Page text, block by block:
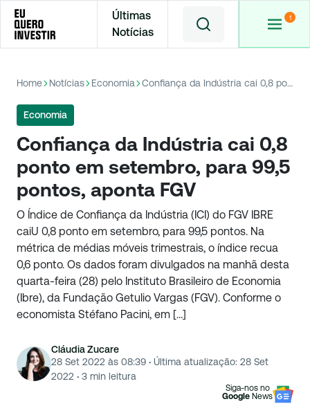
Últimas
Notícias
Home Notícias Economia Confiança da Indústria cai 0,8 ponto em setembro, para 99,5 pontos, aponta FGV
Economia
Confiança da Indústria cai 0,8
ponto em setembro, para 99,5
pontos, aponta FGV
O Índice de Confiança da Indústria (ICI) do FGV IBRE
caiU 0,8 ponto em setembro, para 99,5 pontos. Na
métrica de médias móveis trimestrais, o índice recua
0,6 ponto. Os dados foram divulgados na manhã desta
quarta-feira (28) pelo Instituto Brasileiro de Economia
(Ibre), da Fundação Getulio Vargas (FGV). Conforme o
economista Stéfano Pacini, em […]
Cláudia Zucare
28 Set 2022 às 08:39 · Última atualização: 28 Set
2022 · 3 min leitura
Siga-nos no
Google News